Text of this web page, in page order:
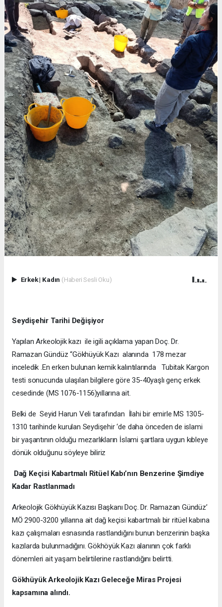
Erkek| Kadın (Haberi Sesli Oku)
Seydişehir Tarihi Değişiyor
Yapılan Arkeolojik kazı ile igili açıklama yapan Doç. Dr.
Ramazan Gündüz “Gökhüyük Kazı alanında 178 mezar
inceledik .En erken bulunan kemik kalıntılarında Tubitak Kargon
testi sonucunda ulaşılan bilgilere göre 35-40yaşlı genç erkek
cesedinde (MS 1076-1156)yıllarına ait.
Belki de Seyid Harun Veli tarafından İlahi bir emirle MS 1305-
1310 tarihinde kurulan Seydişehir ‘de daha önceden de islami
bir yaşantının olduğu mezarlıkların İslami şartlara uygun kıbleye
dönük olduğunu söyleye biliriz
Dağ Keçisi Kabartmalı Ritüel Kabı’nın Benzerine Şimdiye
Kadar Rastlanmadı
Arkeolojik Gökhüyük Kazısı Başkanı Doç. Dr. Ramazan Gündüz’
MÖ 2900-3200 yıllarına ait dağ keçisi kabartmalı bir ritüel kabına
kazı çalışmaları esnasında rastlandığını bunun benzerinin başka
kazılarda bulunmadığını. Gökhöyük Kazı alanının çok farklı
dönemleri ait yaşam belirtilerine rastlandığını belirtti.
Gökhüyük Arkeolojik Kazı Geleceğe Miras Projesi
kapsamına alındı.